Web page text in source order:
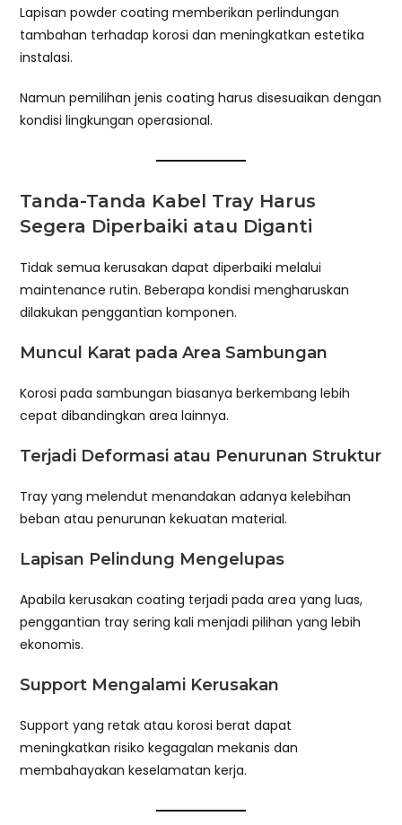
Lapisan powder coating memberikan perlindungan
tambahan terhadap korosi dan meningkatkan estetika
instalasi.
Namun pemilihan jenis coating harus disesuaikan dengan
kondisi lingkungan operasional.
Tanda-Tanda Kabel Tray Harus
Segera Diperbaiki atau Diganti
Tidak semua kerusakan dapat diperbaiki melalui
maintenance rutin. Beberapa kondisi mengharuskan
dilakukan penggantian komponen.
Muncul Karat pada Area Sambungan
Korosi pada sambungan biasanya berkembang lebih
cepat dibandingkan area lainnya.
Terjadi Deformasi atau Penurunan Struktur
Tray yang melendut menandakan adanya kelebihan
beban atau penurunan kekuatan material.
Lapisan Pelindung Mengelupas
Apabila kerusakan coating terjadi pada area yang luas,
penggantian tray sering kali menjadi pilihan yang lebih
ekonomis.
Support Mengalami Kerusakan
Support yang retak atau korosi berat dapat
meningkatkan risiko kegagalan mekanis dan
membahayakan keselamatan kerja.